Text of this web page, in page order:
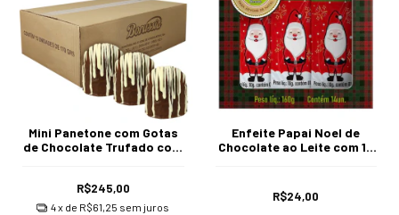
Mini Panetone com Gotas
de Chocolate Trufado com
Chocolates
R$245,00
4x de R$61,25 sem juros
Enfeite Papai Noel de
Chocolate ao Leite com 14
R$24,00